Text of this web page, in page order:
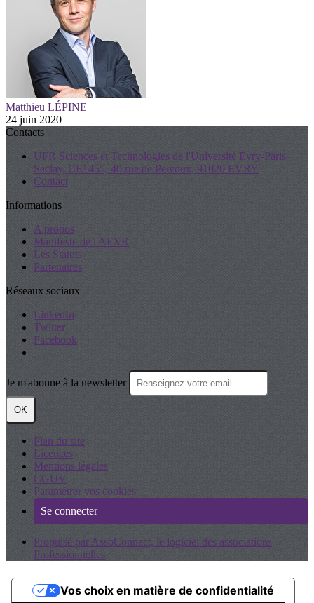
Matthieu LÉPINE
24 juin 2020
Contacts
UFR Sciences et Technologies de l'Université Evry-Paris-
Saclay, CE1455, 40 rue de Pelvoux, 91020 EVRY
Contact
Informations
A propos
Manifeste de l'AFXR
Les Statuts
Partenaires
Réseaux sociaux
LinkedIn
Twitter
Facebook
Je m'abonne à la newsletter
OK
Plan du site
Licences
Mentions légales
CGUV
Paramétrer vos cookies
Se connecter
Propulsé par AssoConnect, le logiciel des associations
Professionnelles
Vos choix en matière de confidentialité